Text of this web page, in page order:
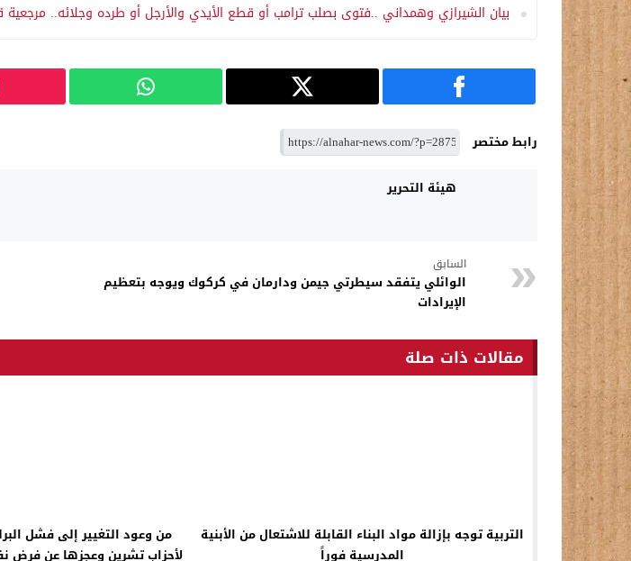
بيان الشيرازي وهمداني ..فتوى بصلب ترامب أو قطع الأيدي والأرجل أو طرده وجلائه..
رابط مختصر
هيئة التحرير
السابق
الوائلي يتفقد سيطرتي جيمن ودارمان في كركوك ويوجه بتعظيم
الإيرادات
مقالات ذات صلة
التربية توجه بإزالة مواد البناء القابلة للاشتعال من الأبنية
المدرسية فوراً
من وعود التغيير إلى فشل
لأحزاب تشرين وعجزها عن